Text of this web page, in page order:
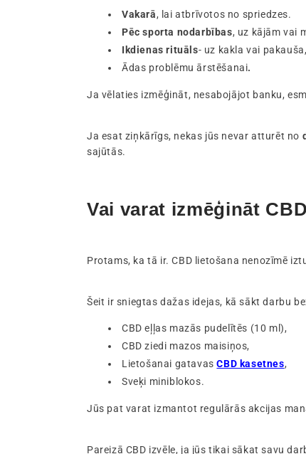
Vakarā, lai atbrīvotos no spriedzes.
Pēc sporta nodarbības, uz kājām vai
Ikdienas rituāls- uz kakla vai
Ādas problēmu ārstēšanai.
Ja vēlaties izmēģināt, nesabojājot banku,
Ja esat ziņkārīgs, nekas jūs nevar atturēt no
sajūtās.
Vai varat izmēģināt
Protams, ka tā ir. CBD lietošana nenozīmē
Šeit ir sniegtas dažas idejas, kā sākt darbu
CBD eļļas mazās pudelītēs (10 ml),
CBD ziedi mazos maisiņos,
Lietošanai gatavasCBD kasetnes,
Sveķi miniblokos.
Jūs pat varat izmantot regulārās akcijas
Pareizā CBD izvēle, ja jūs tikai sākat savu